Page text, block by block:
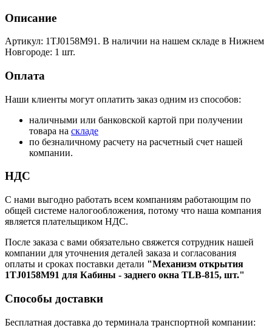
Описание
Артикул: 1TJ0158M91. В наличии на нашем складе в Нижнем
Новгороде: 1 шт.
Оплата
Наши клиенты могут оплатить заказ одним из способов:
наличными или банковской картой при получении
товара на складе
по безналичному расчету на расчетный счет нашей
компании.
НДС
С нами выгодно работать всем компаниям работающим по
общей системе налогообложения, потому что наша компания
является плательщиком НДС.
После заказа с вами обязательно свяжется сотрудник нашей
компании для уточнения деталей заказа и согласования
оплаты и сроках поставки детали "Механизм открытия
1TJ0158M91 для Кабины - заднего окна TLB-815, шт."
Способы доставки
Бесплатная доставка до терминала транспортной компании: